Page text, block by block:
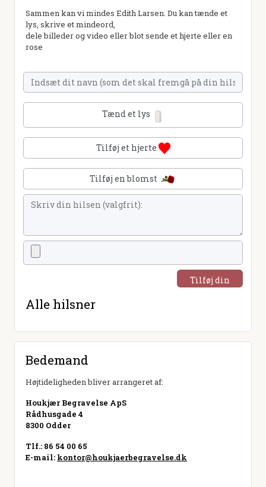
Sammen kan vi mindes Edith Larsen. Du kan tænde et
lys, skrive et mindeord,
dele billeder og video eller blot sende et hjerte eller en
rose
Tænd et lys
Tilføj et hjerte
Tilføj en blomst
Tilføj din
Alle hilsner
Bedemand
Højtideligheden bliver arrangeret af:
Houkjær Begravelse ApS
Rådhusgade 4
8300 Odder
Tlf.: 86 54 00 65
E-mail: kontor@houkjaerbegravelse.dk